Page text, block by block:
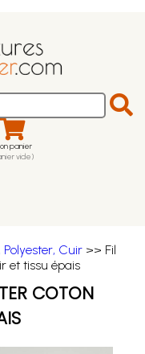
panier
vide)
Cuir >> Fil
et tissu épais
COTON